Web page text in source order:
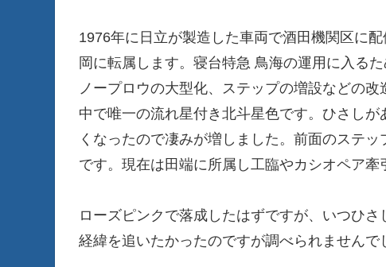
1976年に日立が製造した車両で酒田機関区に
岡に転属します。寝台特急 鳥海の運用に入る
ノープロウの大型化、ステップの増設などの
中で唯一の流れ星付き北斗星色です。ひさし
くなったので凄みが増しました。前面のステ
です。現在は田端に所属し工臨やカシオペア牽
ローズピンクで落成したはずですが、いつひ
経緯を追いたかったのですが調べられませんで